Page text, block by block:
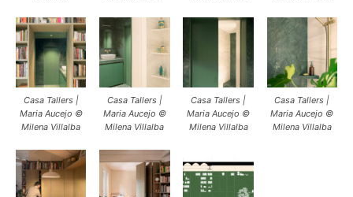
Casa Tallers |
Maria Aucejo ©
Milena Villalba
Casa Tallers |
Maria Aucejo ©
Milena Villalba
Casa Tallers |
Maria Aucejo ©
Milena Villalba
Casa Tallers |
Maria Aucejo ©
Milena Villalba